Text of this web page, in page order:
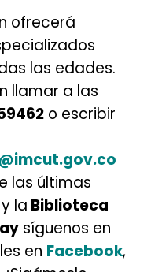
ofrecerá
las edades.
llamar a las
o escribir
las últimas
y la Biblioteca
síguenos en
en Facebook,